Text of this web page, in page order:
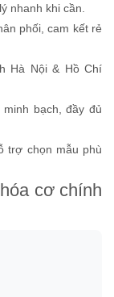
nhanh khi cần.
phối, cam kết rẻ
Hà Nội & Hồ Chí
bạch, đầy đủ
trợ chọn mẫu phù
cơ chính